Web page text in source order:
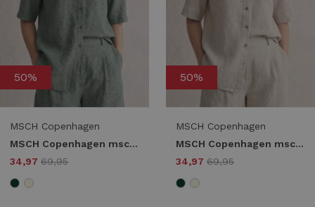
50%
MSCH Copenhagen
MSCH Copenhagen mschviana ginia 3 4 shirt 19654 Blouse laurel w mel
34,97 69,95
50%
MSCH Copenhagen
MSCH Copenhagen mschviana ginia 3 4 shirt 19654 Blouse sand melange
34,97 69,95